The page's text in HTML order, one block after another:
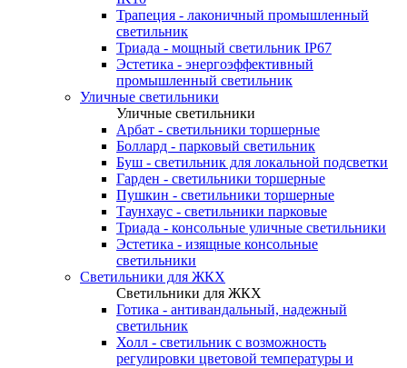
Трапеция - лаконичный промышленный
светильник
Триада - мощный светильник IP67
Эстетика - энергоэффективный
промышленный светильник
Уличные светильники
Уличные светильники
Арбат - светильники торшерные
Боллард - парковый светильник
Буш - светильник для локальной подсветки
Гарден - светильники торшерные
Пушкин - светильники торшерные
Таунхаус - светильники парковые
Триада - консольные уличные светильники
Эстетика - изящные консольные
светильники
Светильники для ЖКХ
Светильники для ЖКХ
Готика - антивандальный, надежный
светильник
Холл - светильник с возможность
регулировки цветовой температуры и